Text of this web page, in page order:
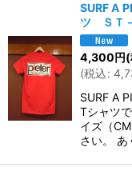
SURF A
ツ ＳＴ
4,300円
(税込:
SURF A
Tシャツ
イズ（
さい。